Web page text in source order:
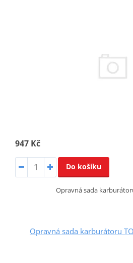
947 Kč
Do košíku
Opravná sada
Opravná sada karburátoru